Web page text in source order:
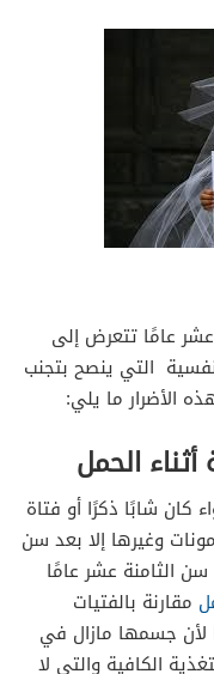
عشر عامًا تتعرض إلى
التي ينصح بتجنب
الأضرار ما يلي:
الحمل
كان شابًا ذكرًا أو فتاة
وغيرها إلا بعد سن
سن الثامنة عشر عامًا
مقارنة بالفتيات
لأن جسمها مازال في
الكافية والتي لا